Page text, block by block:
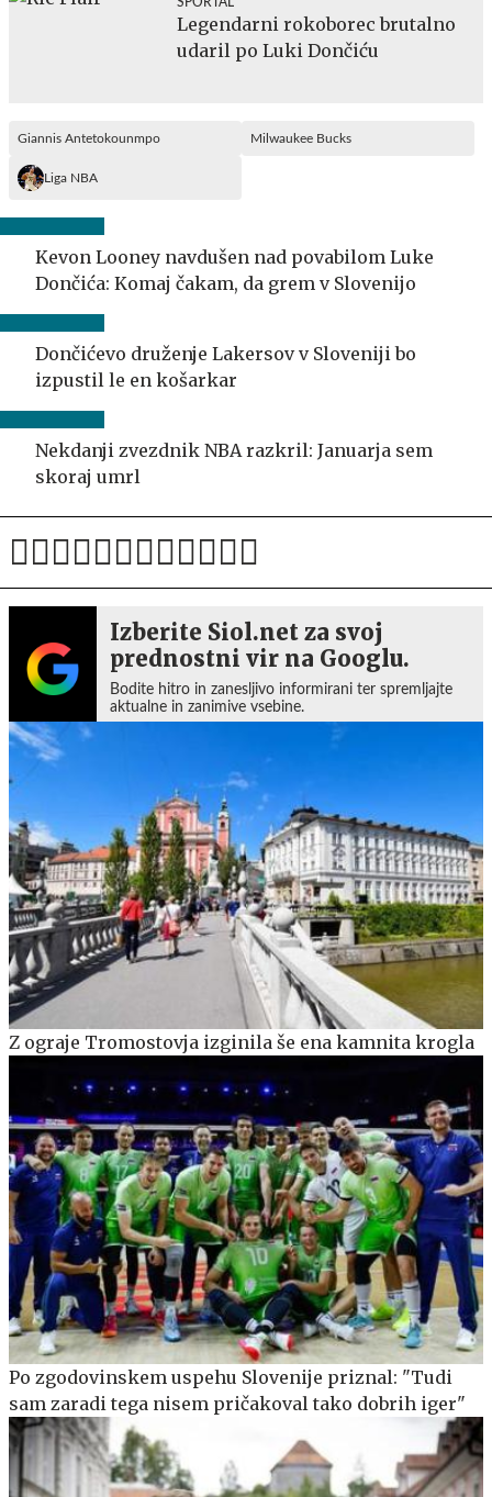
Legendarni rokoborec brutalno
udaril po Luki Dončiću
Giannis Antetokounmpo Milwaukee Bucks
Liga NBA
Kevon Looney navdušen nad povabilom Luke
Dončića: Komaj čakam, da grem v Slovenijo
Dončićevo druženje Lakersov v Sloveniji bo
izpustil le en košarkar
Nekdanji zvezdnik NBA razkril: Januarja sem
skoraj umrl
Izberite Siol.net za svoj
prednostni vir na Googlu.
Bodite hitro in zanesljivo informirani ter spremljajte
aktualne in zanimive vsebine.
Z ograje Tromostovja izginila še ena kamnita krogla
Po zgodovinskem uspehu Slovenije priznal: "Tudi
sam zaradi tega nisem pričakoval tako dobrih iger"